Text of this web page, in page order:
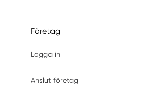
Företag
Logga in
Anslut företag